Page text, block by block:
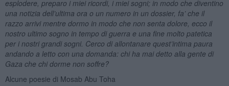
esplodere, preparo i miei ricordi, i miei sogni; in modo che diventino
una notizia dell’ultima ora o un numero in un dossier, fa’ che il
razzo arrivi mentre dormo in modo che non senta dolore, ecco il
nostro ultimo sogno in tempo di guerra e una fine molto patetica
per i nostri grandi sogni. Cerco di allontanare quest’intima paura
andando a letto con una domanda: chi ha mai detto alla gente di
Gaza che chi dorme non soffre?
Alcune poesie di Mosab Abu Toha